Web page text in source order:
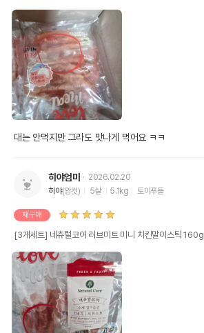
대는 안먹지만 그라도 맛나게 먹어요 ㅋㅋ
히야엄마
2026.02.20
히야(암컷) 5살 5.1kg 토이푸들
재구매
[3개세트] 네츄럴코어 러브미트 미니 치킨말이스틱 160g